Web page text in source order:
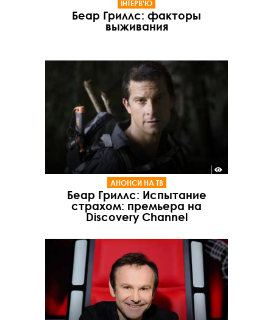
ІНТЕРВ'Ю
Беар Гриллс: факторы
выживания
АНОНСИ НА ТВ
Беар Гриллс: Испытание
страхом: премьера на
Discovery Сhannel